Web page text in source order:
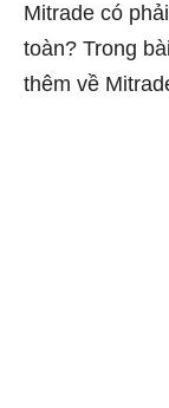
Mitrade có
toàn? Trong
thêm về